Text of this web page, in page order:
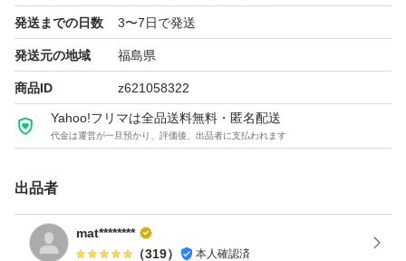
発送までの日数 3〜7日で発送
発送元の地域 福島県
商品ID z621058322
Yahoo!フリマは全品送料無料・匿名配送
代金は運営が一旦預かり、評価後、出品者に支払われます
出品者
mat********
（319） 本人確認済